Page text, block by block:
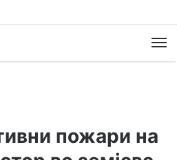
пожари на